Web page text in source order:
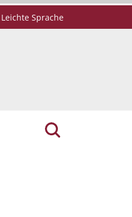
Leichte Sprache